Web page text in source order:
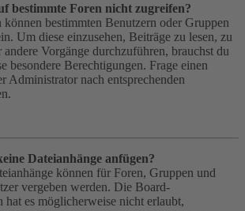
bestimmte Foren nicht zugreifen?
können bestimmten Benutzern oder Gruppen
Um diese einzusehen, Beiträge zu lesen, zu
andere Vorgänge durchzuführen, brauchst du
besondere Berechtigungen. Frage einen
Administrator nach entsprechenden
Dateianhänge anfügen?
können für Foren, Gruppen und
vergeben werden. Die Board-
hat es möglicherweise nicht erlaubt,